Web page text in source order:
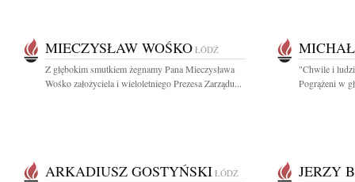
MIECZYSŁAW WOŚKO ŁÓDŹ
Z głębokim smutkiem żegnamy Pana Mieczysława
Wośko założyciela i wieloletniego Prezesa Zarządu...
"Chwile i
Pogrążeni w
ARKADIUSZ GOSTYŃSKI ŁÓDŹ JERZY